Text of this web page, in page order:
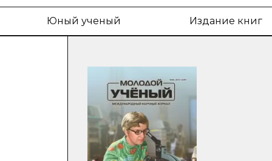
Юный ученый Издание книг